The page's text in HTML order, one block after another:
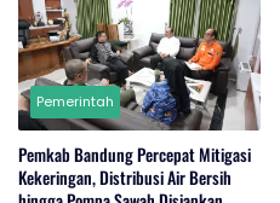
Pemerintah
Pemkab Bandung Percepat Mitigasi
Kekeringan, Distribusi Air Bersih